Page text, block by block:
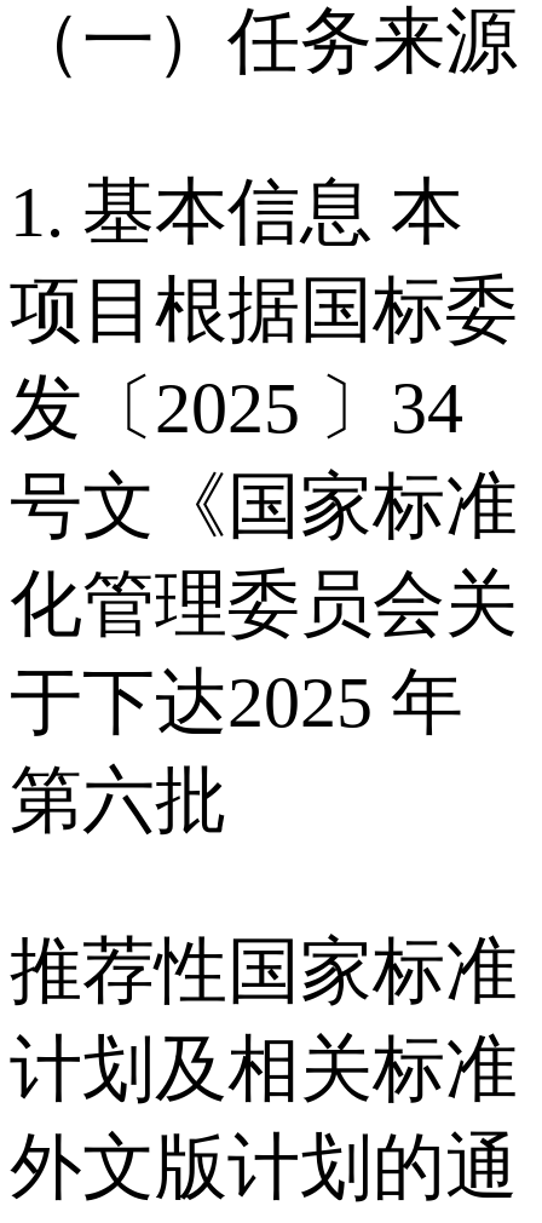
（一）任务来源
1. 基本信息 本
项目根据国标委
发〔2025 〕34
号文《国家标准
化管理委员会关
于下达2025 年
第六批
推荐性国家标准
计划及相关标准
外文版计划的通